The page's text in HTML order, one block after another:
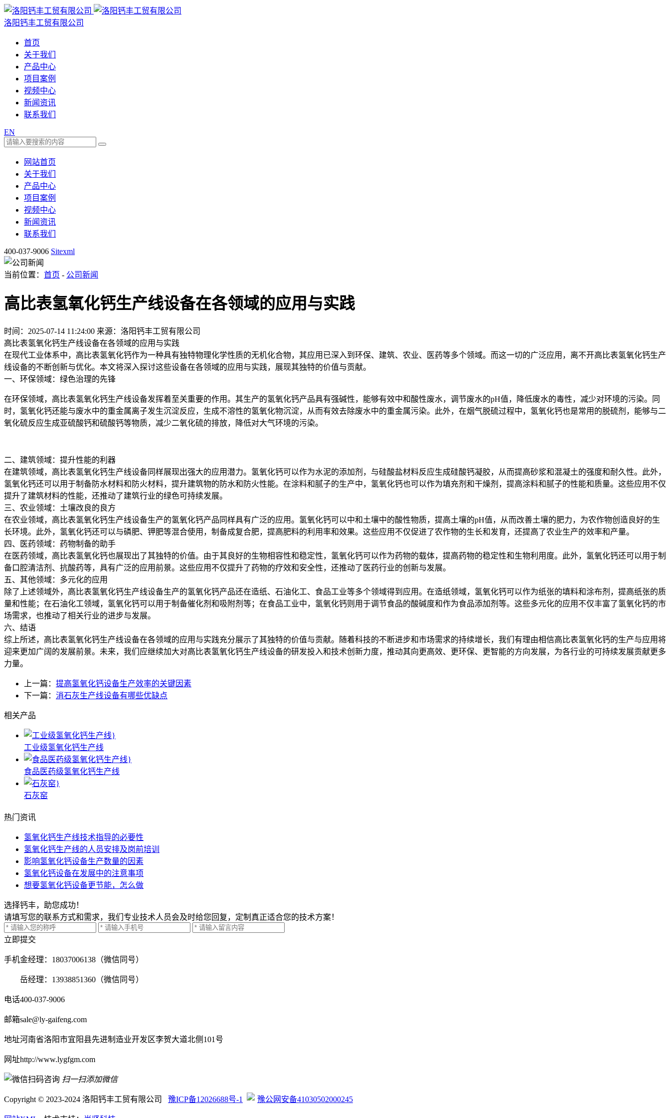
洛阳钙丰工贸有限公司
首页
关于我们
产品中心
项目案例
视频中心
新闻资讯
联系我们
EN
网站首页
关于我们
产品中心
项目案例
视频中心
新闻资讯
联系我们
400-037-9006 Sitexml
当前位置： 首页 - 公司新闻
高比表氢氧化钙生产线设备在各领域的应用与实践
时间：2025-07-14 11:24:00 来源：洛阳钙丰工贸有限公司
高比表氢氧化钙生产线设备在各领域的应用与实践
在现代工业体系中，高比表氢氧化钙作为一种具有独特物理化学性质的无机化合物，其应用已深入到环保、建筑、农业、医药等多个领域。而这一切的广泛应用，离不开高比表氢氧化钙生产
线设备的不断创新与优化。本文将深入探讨这些设备在各领域的应用与实践，展现其独特的价值与贡献。
一、环保领域：绿色治理的先锋
在环保领域，高比表氢氧化钙生产线设备发挥着至关重要的作用。其生产的氢氧化钙产品具有强碱性，能够有效中和酸性废水，调节废水的pH值，降低废水的毒性，减少对环境的污染。同
时，氢氧化钙还能与废水中的重金属离子发生沉淀反应，生成不溶性的氢氧化物沉淀，从而有效去除废水中的重金属污染。此外，在烟气脱硫过程中，氢氧化钙也是常用的脱硫剂，能够与二
氧化硫反应生成亚硫酸钙和硫酸钙等物质，减少二氧化硫的排放，降低对大气环境的污染。
二、建筑领域：提升性能的利器
在建筑领域，高比表氢氧化钙生产线设备同样展现出强大的应用潜力。氢氧化钙可以作为水泥的添加剂，与硅酸盐材料反应生成硅酸钙凝胶，从而提高砂浆和混凝土的强度和耐久性。此外，
氢氧化钙还可以用于制备防水材料和防火材料，提升建筑物的防水和防火性能。在涂料和腻子的生产中，氢氧化钙也可以作为填充剂和干燥剂，提高涂料和腻子的性能和质量。这些应用不仅
提升了建筑材料的性能，还推动了建筑行业的绿色可持续发展。
三、农业领域：土壤改良的良方
在农业领域，高比表氢氧化钙生产线设备生产的氢氧化钙产品同样具有广泛的应用。氢氧化钙可以中和土壤中的酸性物质，提高土壤的pH值，从而改善土壤的肥力，为农作物创造良好的生
长环境。此外，氢氧化钙还可以与磷肥、钾肥等混合使用，制备成复合肥，提高肥料的利用率和效果。这些应用不仅促进了农作物的生长和发育，还提高了农业生产的效率和产量。
四、医药领域：药物制备的助手
在医药领域，高比表氢氧化钙也展现出了其独特的价值。由于其良好的生物相容性和稳定性，氢氧化钙可以作为药物的载体，提高药物的稳定性和生物利用度。此外，氢氧化钙还可以用于制
备口腔清洁剂、抗酸药等，具有广泛的应用前景。这些应用不仅提升了药物的疗效和安全性，还推动了医药行业的创新与发展。
五、其他领域：多元化的应用
除了上述领域外，高比表氢氧化钙生产线设备生产的氢氧化钙产品还在造纸、石油化工、食品工业等多个领域得到应用。在造纸领域，氢氧化钙可以作为纸张的填料和涂布剂，提高纸张的质
量和性能；在石油化工领域，氢氧化钙可以用于制备催化剂和吸附剂等；在食品工业中，氢氧化钙则用于调节食品的酸碱度和作为食品添加剂等。这些多元化的应用不仅丰富了氢氧化钙的市
场需求，也推动了相关行业的进步与发展。
六、结语
综上所述，高比表氢氧化钙生产线设备在各领域的应用与实践充分展示了其独特的价值与贡献。随着科技的不断进步和市场需求的持续增长，我们有理由相信高比表氢氧化钙的生产与应用将
迎来更加广阔的发展前景。未来，我们应继续加大对高比表氢氧化钙生产线设备的研发投入和技术创新力度，推动其向更高效、更环保、更智能的方向发展，为各行业的可持续发展贡献更多
力量。
上一篇： 提高氢氧化钙设备生产效率的关键因素
下一篇： 消石灰生产线设备有哪些优缺点
相关产品
工业级氢氧化钙生产线
食品医药级氢氧化钙生产线
石灰窑
热门资讯
氢氧化钙生产线技术指导的必要性
氢氧化钙生产线的人员安排及岗前培训
影响氢氧化钙设备生产数量的因素
氢氧化钙设备在发展中的注意事项
想要氢氧化钙设备更节能，怎么做
选择钙丰，助您成功！
请填写您的联系方式和需求，我们专业技术人员会及时给您回复，定制真正适合您的技术方案！
立即提交
手机金经理：18037006138（微信同号）
岳经理：13938851360（微信同号）
电话400-037-9006
邮箱sale@ly-gaifeng.com
地址河南省洛阳市宜阳县先进制造业开发区李贺大道北侧101号
网址http://www.lygfgm.com
扫一扫添加微信
Copyright © 2023-2024 洛阳钙丰工贸有限公司 豫ICP备12026688号-1 豫公网安备41030502000245